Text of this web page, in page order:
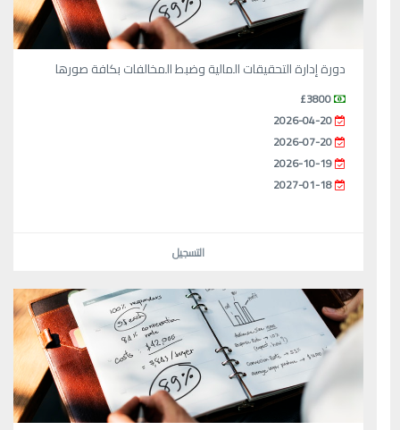
دورة إدارة التحقيقات المالية وضبط المخالفات بكافة صورها
£3800
2026-04-20
2026-07-20
2026-10-19
2027-01-18
التسجيل